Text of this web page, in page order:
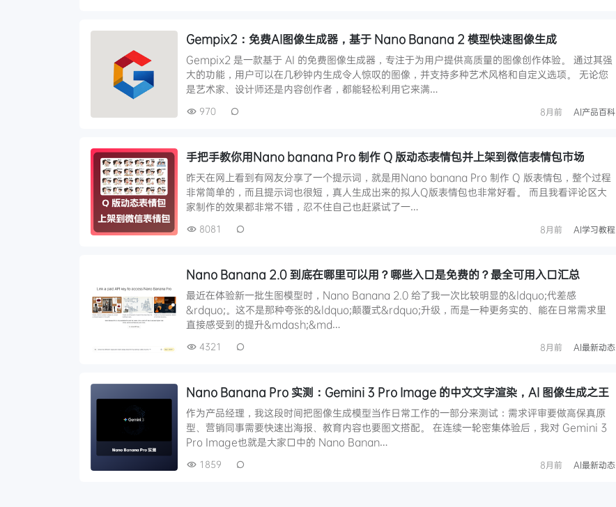
Gempix2：免费AI图像生成器，基于 Nano Banana 2 模型快速图像生成
Gempix2 是一款基于 AI 的免费图像生成器，专注于为用户提供高质量的图像创作体验。 通过其强
大的功能，用户可以在几秒钟内生成令人惊叹的图像，并支持多种艺术风格和自定义选项。 无论您
是艺术家、设计师还是内容创作者，都能轻松利用它来满…
970 8月前 AI产品百科
手把手教你用Nano banana Pro 制作 Q 版动态表情包并上架到微信表情包市场
昨天在网上看到有网友分享了一个提示词，就是用Nano banana Pro 制作 Q 版表情包，整个过程
非常简单的，而且提示词也很短，真人生成出来的拟人Q版表情包也非常好看。 而且我看评论区大
家制作的效果都非常不错，忍不住自己也赶紧试了一…
8081 8月前 AI学习教程
Nano Banana 2.0 到底在哪里可以用？哪些入口是免费的？最全可用入口汇总
最近在体验新一批生图模型时，Nano Banana 2.0 给了我一次比较明显的&ldquo;代差感
&rdquo;。这不是那种夸张的&ldquo;颠覆式&rdquo;升级，而是一种更务实的、能在日常需求里
直接感受到的提升&mdash;&md…
4321 8月前 AI最新动态
Nano Banana Pro 实测：Gemini 3 Pro Image 的中文文字渲染，AI 图像生成之王
作为产品经理，我这段时间把图像生成模型当作日常工作的一部分来测试：需求评审要做高保真原
型、营销同事需要快速出海报、教育内容也要图文搭配。 在连续一轮密集体验后，我对 Gemini 3
Pro Image也就是大家口中的 Nano Banan…
1859 8月前 AI最新动态